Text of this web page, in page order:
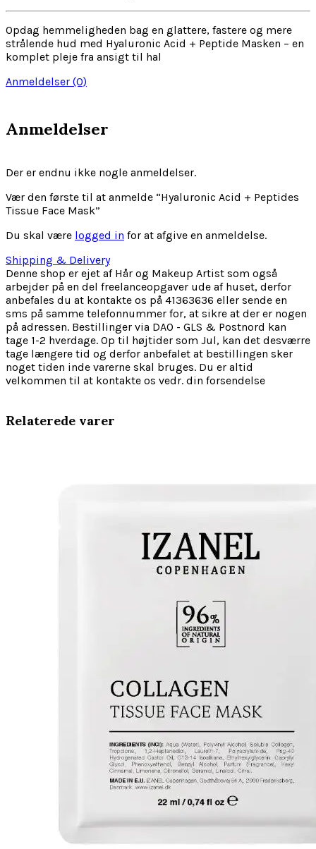
Opdag hemmeligheden bag en glattere, fastere og mere
strålende hud med Hyaluronic Acid + Peptide Masken – en
komplet pleje fra ansigt til hal
Anmeldelser (0)
Anmeldelser
Der er endnu ikke nogle anmeldelser.
Vær den første til at anmelde “Hyaluronic Acid + Peptides
Tissue Face Mask”
Du skal være logged in for at afgive en anmeldelse.
Shipping & Delivery
Denne shop er ejet af Hår og Makeup Artist som også
arbejder på en del freelanceopgaver ude af huset, derfor
anbefales du at kontakte os på 41363636 eller sende en
sms på samme telefonnummer for, at sikre at der er nogen
på adressen. Bestillinger via DAO - GLS & Postnord kan
tage 1-2 hverdage. Op til højtider som Jul, kan det desværre
tage længere tid og derfor anbefalet at bestillingen sker
noget tiden inde varerne skal bruges. Du er altid
velkommen til at kontakte os vedr. din forsendelse
Relaterede varer